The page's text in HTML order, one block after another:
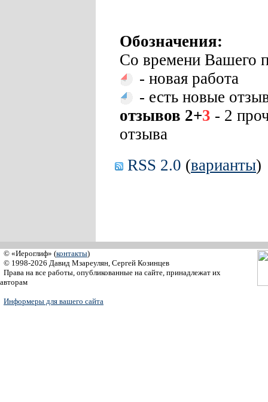
Обозначения:
Со времени Вашего
- новая работа
- есть новые
отзывов 2+3 - 2
отзыва
RSS 2.0 (варианты)
© «Иероглиф» (контакты)
© 1998-2026 Давид Мзареулян, Сергей Козинцев
Права на все работы, опубликованные на сайте, принадлежат их
авторам
Информеры для вашего сайта